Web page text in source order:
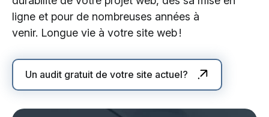
ligne et pour de nombreuses années à
venir. Longue vie à votre site web !
Un audit gratuit de votre site actuel?